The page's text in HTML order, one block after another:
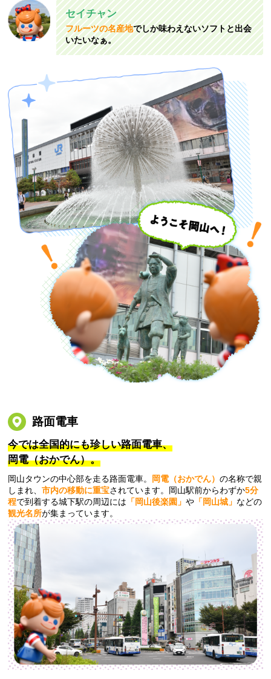
セイチャン
フルーツの名産地でしか味わえないソフトと出会
いたいなぁ。
路面電車
今では全国的にも珍しい路面電車、
岡電（おかでん）。
岡山タウンの中心部を走る路面電車。 岡電（おかでん）の名称で親
しまれ、市内の移動に重宝されています。岡山駅前からわずか5分
程で到着する城下駅の周辺には 「岡山後楽園」や 「岡山城」 などの
観光名所が集まっています。